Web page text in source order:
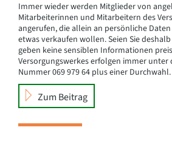
Immer wieder werden Mitglieder von
Mitarbeiterinnen und Mitarbeitern des
angerufen, die allein an persönliche
etwas verkaufen wollen. Seien Sie
geben keine sensiblen Informationen
Versorgungswerkes erfolgen immer unter
Nummer 069 979 64 plus einer Durchwahl.
Zum Beitrag